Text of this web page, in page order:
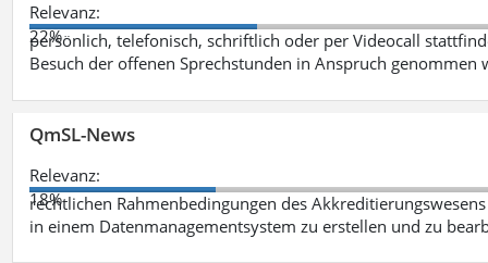
Relevanz:
22%
persönlich, telefonisch, schriftlich oder per Videocall
Besuch der offenen Sprechstunden in Anspruch genommen
QmSL-News
Relevanz:
18%
rechtlichen Rahmenbedingungen des
in einem Datenmanagementsystem zu erstellen und zu